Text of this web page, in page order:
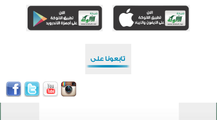
اختتام الدورة التاسعة لمسابقة حفظ وتلاوة القرآن الكريم في أزناكاييف